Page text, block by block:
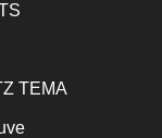
TEMA